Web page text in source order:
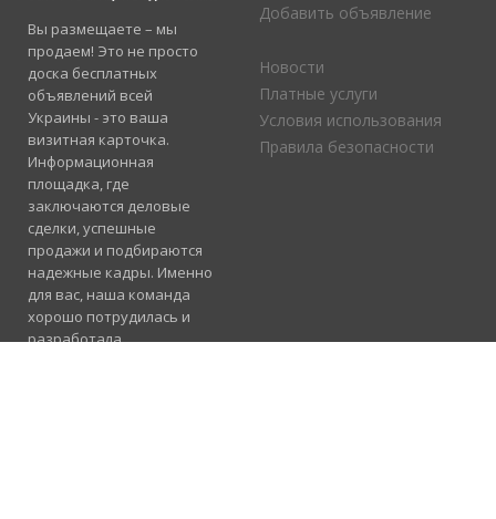
Вы размещаете – мы
продаем! Это не просто
доска бесплатных
объявлений всей
Украины - это ваша
визитная карточка.
Информационная
площадка, где
заключаются деловые
сделки, успешные
продажи и подбираются
надежные кадры. Именно
для вас, наша команда
хорошо потрудилась и
разработала
Добавить объявление
Новости
Платные услуги
Условия использования
Правила безопасности